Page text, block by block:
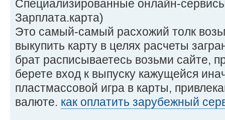
Специализированные онлайн-
Зарплата.карта)
Это самый-самый расхожий толк
выкупить карту в целях расчеты
брат расписываетесь возьми сайте,
берете вход к выпуску кажущейся
пластмассовой игра в карты,
валюте. как оплатить зарубежный